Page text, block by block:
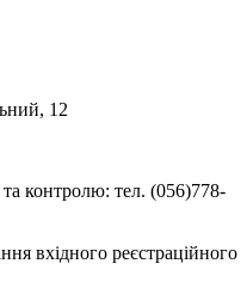
12
та контролю: тел. (056)778-
вхідного реєстраційного